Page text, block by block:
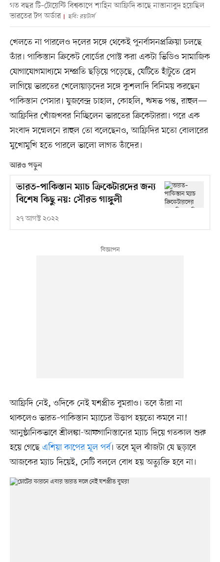
গত বছর টি–টোয়েন্টি বিশ্বকাপে শাহিন আফ্রিদি কাছে নাস্তানাবুদ হয়েছিল
ভারতের টপ অর্ডার
ছবি: রয়টার্স
খেলতে না পারলেও দলের সঙ্গে থেকেই পুনর্বাসনপ্রক্রিয়া চলছে
তাঁর। পাকিস্তান ক্রিকেট বোর্ডের পোস্ট করা একটা ভিডিও সামাজিক
যোগাযোগমাধ্যমে সম্প্রতি ছড়িয়ে পড়েছে, যেটিতে হাঁটুতে ব্রেস
লাগিয়ে ভারতের খেলোয়াড়দের সঙ্গে কুশলাদি বিনিময় করছেন
পাকিস্তান পেসার। যুজবেন্দ্র চাহাল, কোহলি, ঋষভ পন্ত, রাহুল—
আফ্রিদির খোঁজখবর নিচ্ছিলেন ভারতের ক্রিকেটাররা। পরে এক
সংবাদ সম্মেলনে রাহুল তো বলেছেনও, আফ্রিদির মতো বোলারের
মুখোমুখি হতে পারলে ভালো লাগত তাঁদের।
আরও পড়ুন
ভারত–পাকিস্তান ম্যাচ ক্রিকেটারদের জন্য
বিশেষ কিছু নয়: সৌরভ গাঙ্গুলী
২৭ আগস্ট ২০২২
আফ্রিদি নেই, ওদিকে নেই যশপ্রীত বুমরাও। তবে তাঁরা না
থাকলেও ভারত–পাকিস্তান ম্যাচের উত্তাপ হয়তো কমবে না!
আনুষ্ঠানিকভাবে শ্রীলঙ্কা-আফগানিস্তানের ম্যাচ দিয়ে গতকাল শুরু
হয়ে গেছেএশিয়া কাপের মূল পর্ব। তবে মূল ঝাঁজটা যে ছড়াবে
আজকের ম্যাচ দিয়েই, সেটি বললে বোধ হয় অত্যুক্তি হবে না।